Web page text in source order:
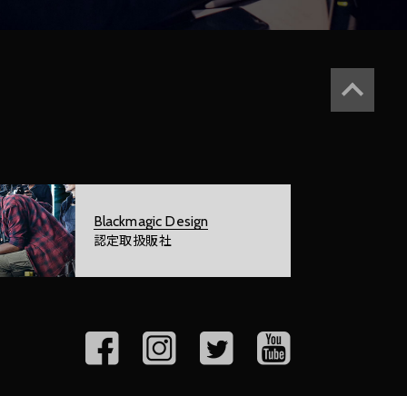
Blackmagic Design
認定取扱販社